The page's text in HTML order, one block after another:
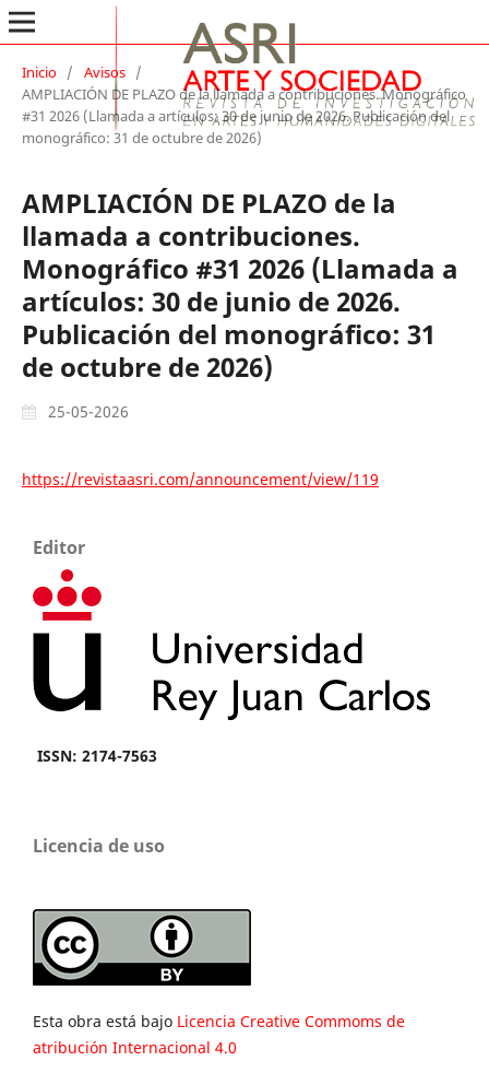
Inicio / Avisos /
AMPLIACIÓN DE PLAZO de la llamada a contribuciones. Monográfico
#31 2026 (Llamada a artículos: 30 de junio de 2026. Publicación del
monográfico: 31 de octubre de 2026)
AMPLIACIÓN DE PLAZO de la
llamada a contribuciones.
Monográfico #31 2026 (Llamada a
artículos: 30 de junio de 2026.
Publicación del monográfico: 31
de octubre de 2026)
25-05-2026
https://revistaasri.com/announcement/view/119
Editor
ISSN: 2174-7563
Licencia de uso
Esta obra está bajo Licencia Creative Commoms de
atribución Internacional 4.0